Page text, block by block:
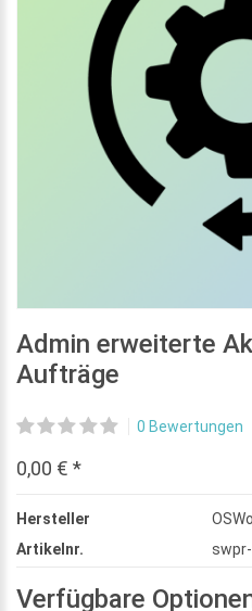
Admin erweiterte
Aufträge
0 Bewertungen
0,00 € *
Hersteller
Artikelnr.
Verfügbare